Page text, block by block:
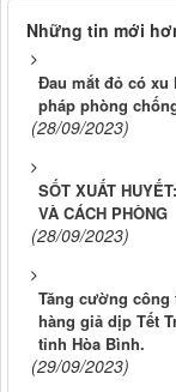
Những tin mới
Đau mắt đỏ có xu
pháp phòng
(28/09/2023)
SỐT XUẤT
VÀ CÁCH PHÒNG
(28/09/2023)
Tăng cường
hàng giả dịp Tết
tỉnh Hòa Bình.
(29/09/2023)